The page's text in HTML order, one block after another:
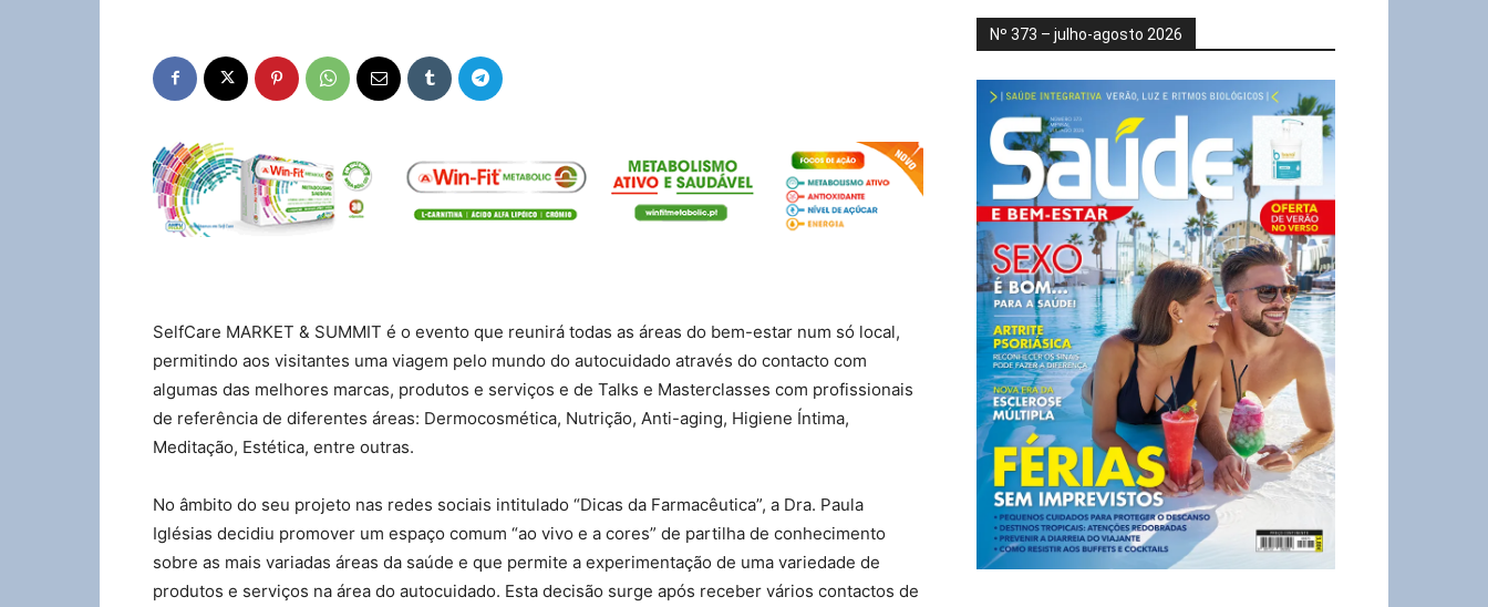
SelfCare MARKET & SUMMIT é o evento que reunirá todas as áreas do bem-estar num só local,
permitindo aos visitantes uma viagem pelo mundo do autocuidado através do contacto com
algumas das melhores marcas, produtos e serviços e de Talks e Masterclasses com profissionais
de referência de diferentes áreas: Dermocosmética, Nutrição, Anti-aging, Higiene Íntima,
Meditação, Estética, entre outras.
No âmbito do seu projeto nas redes sociais intitulado “Dicas da Farmacêutica”, a Dra. Paula
Iglésias decidiu promover um espaço comum “ao vivo e a cores” de partilha de conhecimento
sobre as mais variadas áreas da saúde e que permite a experimentação de uma variedade de
produtos e serviços na área do autocuidado. Esta decisão surge após receber vários contactos de
Nº 373 – julho-agosto 2026